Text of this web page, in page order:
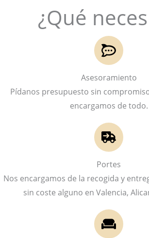
¿Qué
Asesoramiento
Pídanos presupuesto sin
encargamos de todo.
Portes
Nos encargamos de la recogida y
sin coste alguno en Valencia,